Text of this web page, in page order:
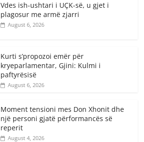
Vdes ish-ushtari i UÇK-së, u gjet i
plagosur me armë zjarri
August 6, 2026
Kurti s’propozoi emër për
kryeparlamentar, Gjini: Kulmi i
paftyrësisë
August 6, 2026
Moment tensioni mes Don Xhonit dhe
një personi gjatë përformancës së
reperit
August 4, 2026